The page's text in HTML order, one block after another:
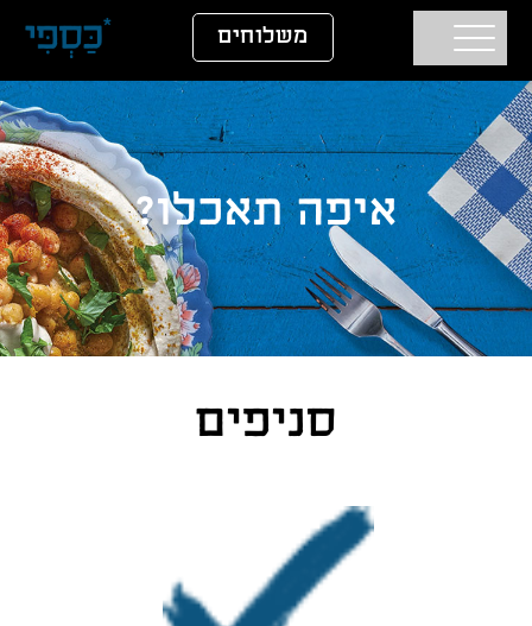
דלג לסרגל הניווט
דלג לתוכן
משלוחים
איפה תאכלו?
סניפים